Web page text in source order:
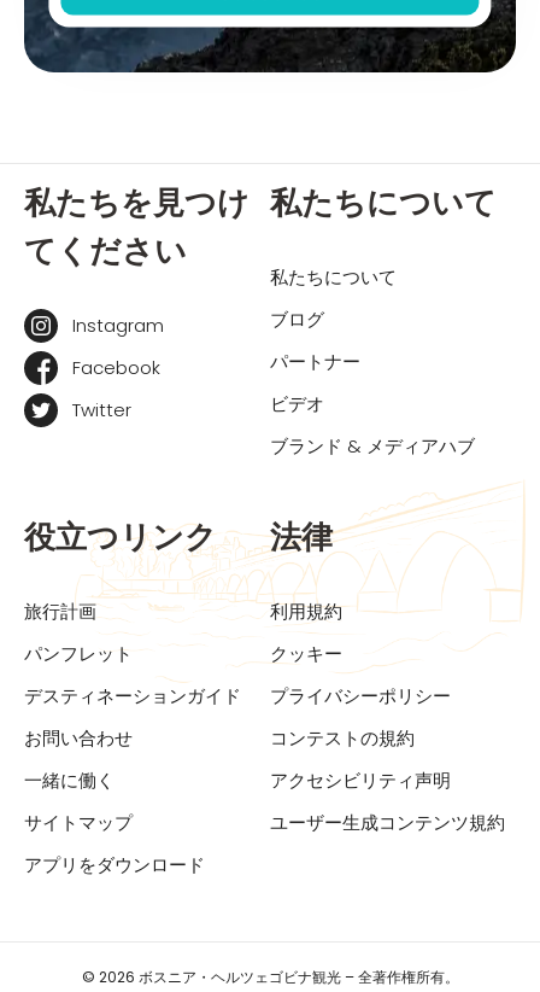
私たちを見つけ
てください
Instagram
Facebook
Twitter
私たちについて
私たちについて
ブログ
パートナー
ビデオ
ブランド & メディアハブ
役立つリンク
旅行計画
パンフレット
デスティネーションガイド
お問い合わせ
一緒に働く
サイトマップ
アプリをダウンロード
法律
利用規約
クッキー
プライバシーポリシー
コンテストの規約
アクセシビリティ声明
ユーザー生成コンテンツ規約
© 2026 ボスニア・ヘルツェゴビナ観光 – 全著作権所有。